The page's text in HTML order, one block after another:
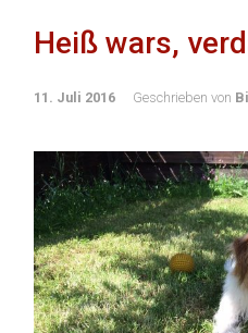
Heiß wars,
11. Juli 2016 Geschrieben von